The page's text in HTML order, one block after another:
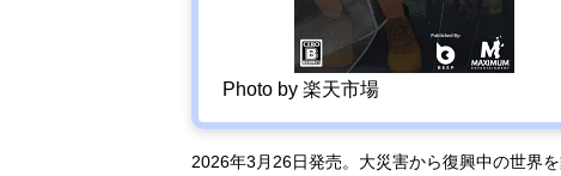
Photo by 楽天市場
2026年3月26日発売。大災害から復興中の世界